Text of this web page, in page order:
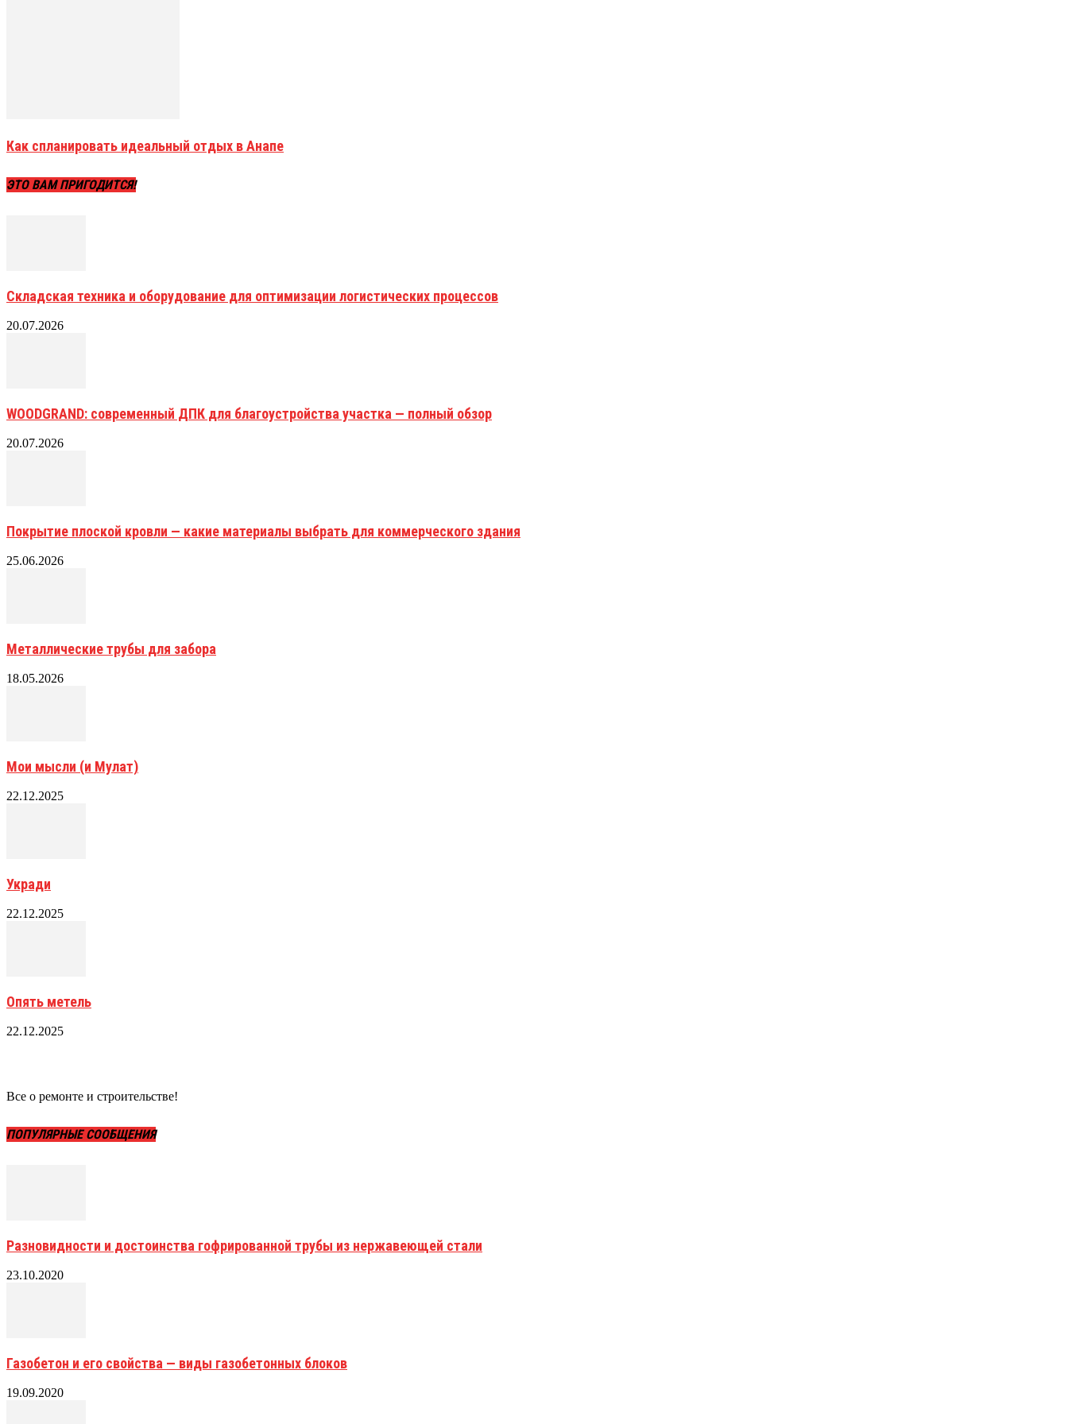
Как спланировать идеальный отдых в Анапе
ЭТО ВАМ ПРИГОДИТСЯ!
Складская техника и оборудование для оптимизации логистических процессов
20.07.2026
WOODGRAND: современный ДПК для благоустройства участка — полный обзор
20.07.2026
Покрытие плоской кровли — какие материалы выбрать для коммерческого здания
25.06.2026
Металлические трубы для забора
18.05.2026
Мои мысли (и Мулат)
22.12.2025
Укради
22.12.2025
Опять метель
22.12.2025
Все о ремонте и строительстве!
ПОПУЛЯРНЫЕ СООБЩЕНИЯ
Разновидности и достоинства гофрированной трубы из нержавеющей стали
23.10.2020
Газобетон и его свойства — виды газобетонных блоков
19.09.2020